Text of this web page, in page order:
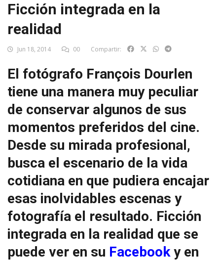
Ficción integrada en la
realidad
Jun 18, 2014 00 Compartir:
El fotógrafo François Dourlen
tiene una manera muy peculiar
de conservar algunos de sus
momentos preferidos del cine.
Desde su mirada profesional,
busca el escenario de la vida
cotidiana en que pudiera encajar
esas inolvidables escenas y
fotografía el resultado. Ficción
integrada en la realidad que se
puede ver en su Facebooky en